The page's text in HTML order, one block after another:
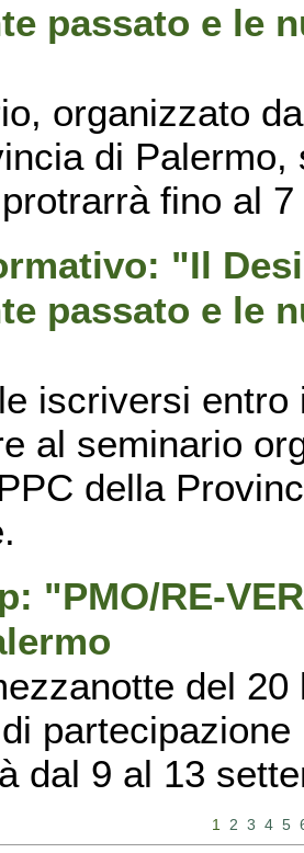
passato e le
organizzato
di
fino al
"Il
passato e le
iscriversi
al seminario
della
"PMO/RE-
del
dal 9 al 13
1 2 3 4 5